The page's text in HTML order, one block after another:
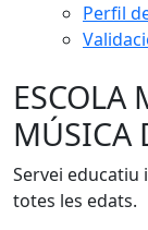
Perfil
ESCOLA
MÚSICA
Servei
totes les edats.